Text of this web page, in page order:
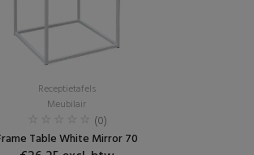
Receptietafels
Meubilair
(0)
Table White Mirror 70